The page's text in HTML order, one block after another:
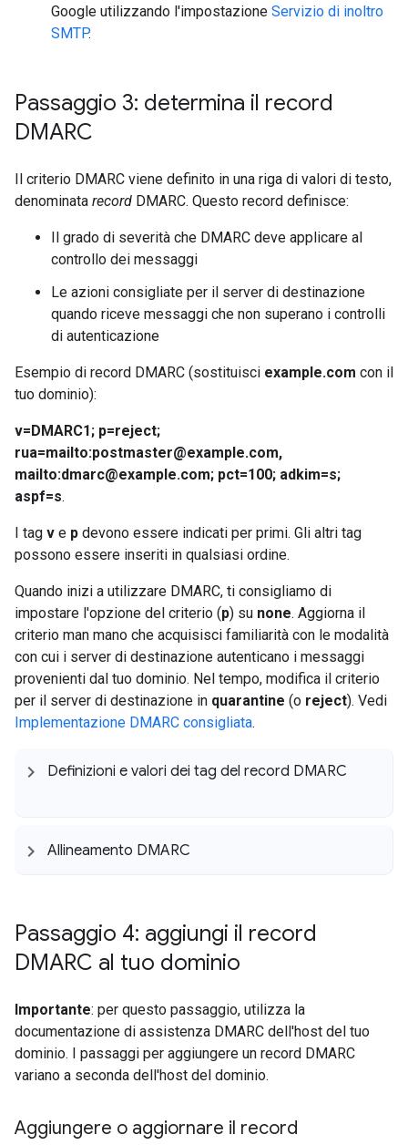
Google utilizzando l'impostazione Servizio di inoltro
SMTP.
Passaggio 3: determina il record
DMARC
Il criterio DMARC viene definito in una riga di valori di testo,
denominata record DMARC. Questo record definisce:
Il grado di severità che DMARC deve applicare al
controllo dei messaggi
Le azioni consigliate per il server di destinazione
quando riceve messaggi che non superano i controlli
di autenticazione
Esempio di record DMARC (sostituisci example.com con il
tuo dominio):
v=DMARC1; p=reject;
rua=mailto:postmaster@example.com,
mailto:dmarc@example.com; pct=100; adkim=s;
aspf=s.
I tag v e p devono essere indicati per primi. Gli altri tag
possono essere inseriti in qualsiasi ordine.
Quando inizi a utilizzare DMARC, ti consigliamo di
impostare l'opzione del criterio (p) su none. Aggiorna il
criterio man mano che acquisisci familiarità con le modalità
con cui i server di destinazione autenticano i messaggi
provenienti dal tuo dominio. Nel tempo, modifica il criterio
per il server di destinazione in quarantine (o reject). Vedi
Implementazione DMARC consigliata.
Definizioni e valori dei tag del record DMARC
Allineamento DMARC
Passaggio 4: aggiungi il record
DMARC al tuo dominio
Importante: per questo passaggio, utilizza la
documentazione di assistenza DMARC dell'host del tuo
dominio. I passaggi per aggiungere un record DMARC
variano a seconda dell'host del dominio.
Aggiungere o aggiornare il record